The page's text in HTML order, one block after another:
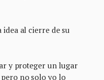
idea al cierre de su
y proteger un lugar
no solo yo lo